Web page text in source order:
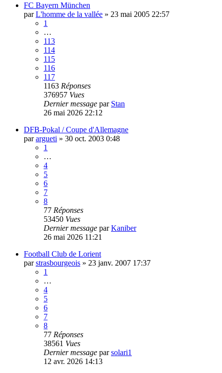
FC Bayern München
parL'homme de la vallée » 23 mai 2005 22:57
1
…
113
114
115
116
117
1163 Réponses
376957 Vues
Dernier message par Stan
26 mai 2026 22:12
DFB-Pokal / Coupe d'Allemagne
parargueti » 30 oct. 2003 0:48
1
…
4
5
6
7
8
77 Réponses
53450 Vues
Dernier message parKaniber
26 mai 2026 11:21
Football Club de Lorient
parstrasbourgeois » 23 janv. 2007 17:37
1
…
4
5
6
7
8
77 Réponses
38561 Vues
Dernier message parsolari1
12 avr. 2026 14:13